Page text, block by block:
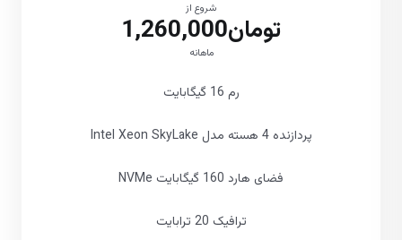
شروع از
تومان1,260,000
ماهانه
رم 16 گیگابایت
پردازنده 4 هسته مدل Intel Xeon SkyLake
فضای هارد 160 گیگابایت NVMe
ترافیک 20 ترابایت